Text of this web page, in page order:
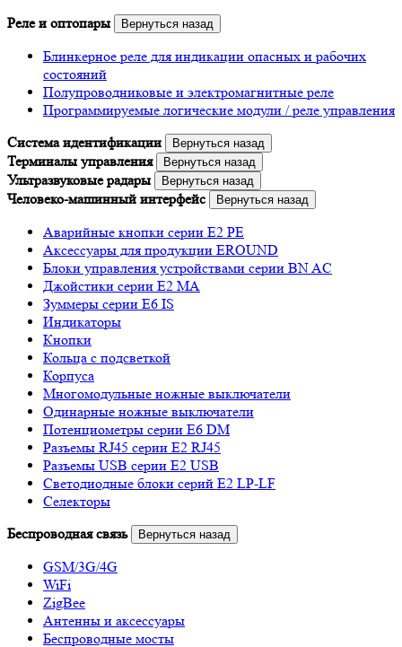
Реле и оптопары
Вернуться назад
Блинкерное реле для индикации опасных и рабочих
состояний
Полупроводниковые и электромагнитные реле
Программируемые логические модули / реле управления
Система идентификации
Вернуться назад
Терминалы управления Вернуться назад
Ультразвуковые радары Вернуться назад
Человеко-машинный интерфейс Вернуться назад
Аварийные кнопки серии E2 PE
Аксессуары для продукции EROUND
Блоки управления устройствами серии BN AC
Джойстики серии E2 MA
Зуммеры серии E6 IS
Индикаторы
Кнопки
Кольца с подсветкой
Корпуса
Многомодульные ножные выключатели
Одинарные ножные выключатели
Потенциометры серии E6 DM
Разъемы RJ45 серии E2 RJ45
Разъемы USB серии E2 USB
Светодиодные блоки серий E2 LP-LF
Селекторы
Беспроводная связь
Вернуться назад
GSM/3G/4G
WiFi
ZigBee
Антенны и аксессуары
Беспроводные мосты